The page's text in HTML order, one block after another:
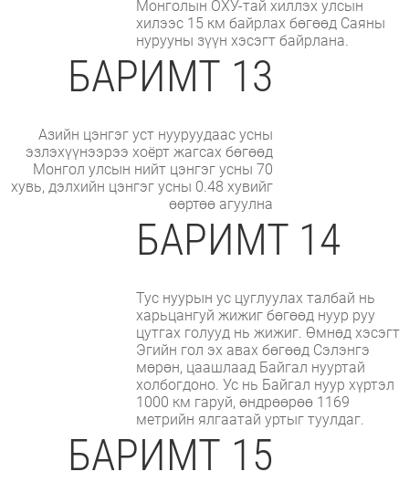
Монголын ОХУ-тай хиллэх улсын
хилээс 15 км байрлах бөгөөд Саяны
нурууны зүүн хэсэгт байрлана.
БАРИМТ 13
Азийн цэнгэг уст нууруудаас усны
эзлэхүүнээрээ хоёрт жагсах бөгөөд
Монгол улсын нийт цэнгэг усны 70
хувь, дэлхийн цэнгэг усны 0.48 хувийг
өөртөө агуулна
БАРИМТ 14
Тус нуурын ус цуглуулах талбай нь
харьцангуй жижиг бөгөөд нуур руу
цутгах голууд нь жижиг. Өмнөд хэсэгт
Эгийн гол эх авах бөгөөд Сэлэнгэ
мөрөн, цаашлаад Байгал нууртай
холбогдоно. Ус нь Байгал нуур хүртэл
1000 км гаруй, өндрөөрөө 1169
метрийн ялгаатай уртыг туулдаг.
БАРИМТ 15